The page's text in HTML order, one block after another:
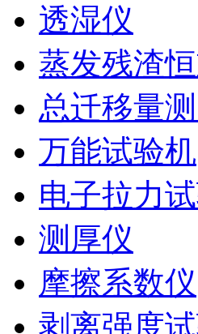
透湿仪
蒸发残渣
总迁移量
万能试验机
电子拉力
测厚仪
摩擦系数仪
剥离强度